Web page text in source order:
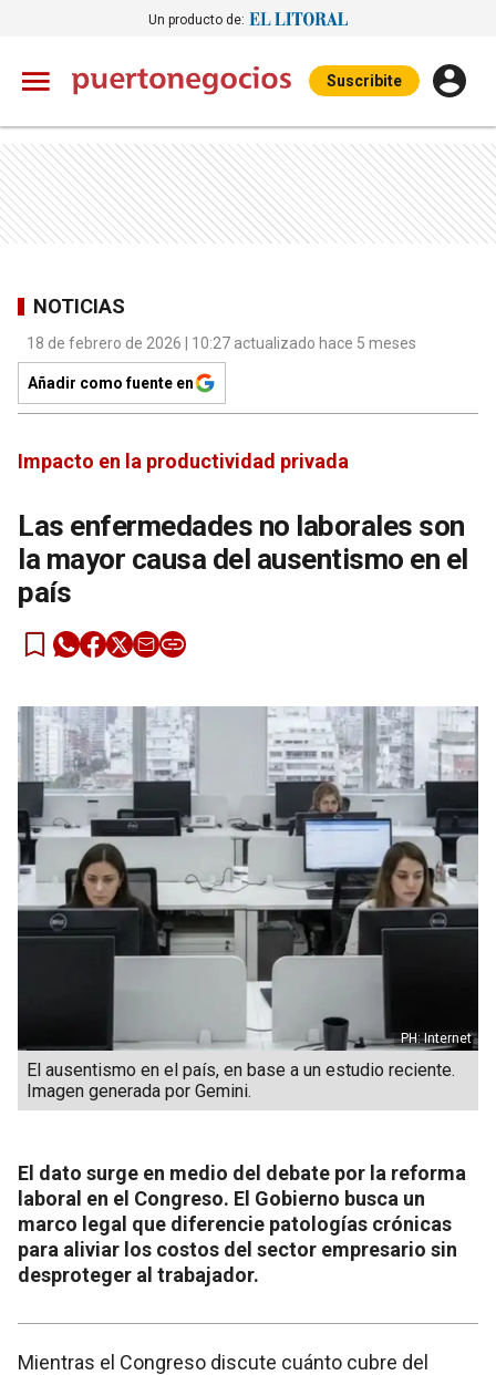
Un producto de:
Suscribite
NOTICIAS
18 de febrero de 2026 | 10:27 actualizado hace 5 meses
Añadir como fuente en
Impacto en la productividad privada
Las enfermedades no laborales son
la mayor causa del ausentismo en el
país
El ausentismo en el país, en base a un estudio reciente.
Imagen generada por Gemini.
PH: Internet
El dato surge en medio del debate por la reforma
laboral en el Congreso. El Gobierno busca un
marco legal que diferencie patologías crónicas
para aliviar los costos del sector empresario sin
desproteger al trabajador.
Mientras el Congreso discute cuánto cubre del